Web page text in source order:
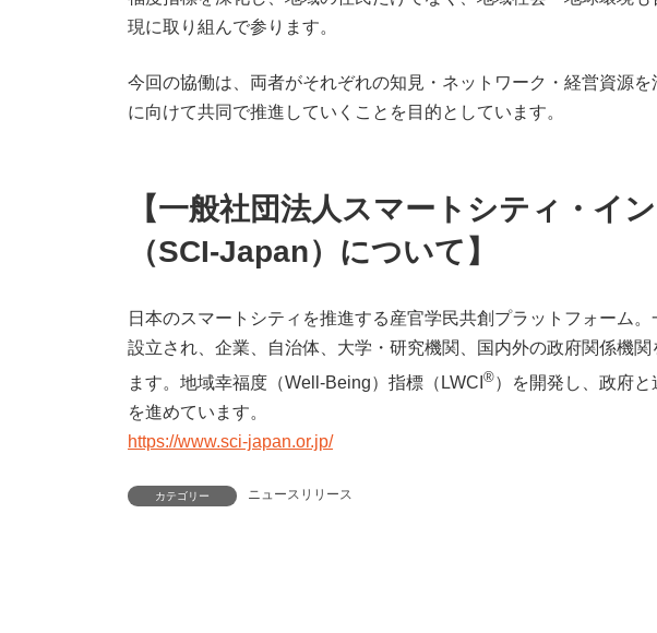
現に取り組んで参ります。
今回の協働は、両者がそれぞれの知見・ネットワーク・経営資源
に向けて共同で推進していくことを目的としています。
【一般社団法人スマートシティ・イ
（SCI-Japan）について】
日本のスマートシティを推進する産官学民共創プラットフォーム
設立され、企業、自治体、大学・研究機関、国内外の政府関係機
ます。地域幸福度（Well-Being）指標（LWCI ®）を開発し、政府
を進めています。
https://www.sci-japan.or.jp/
カテゴリー ニュースリリース